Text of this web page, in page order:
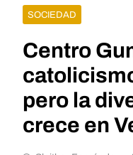
SOCIEDAD
Centro
pero la
crece en